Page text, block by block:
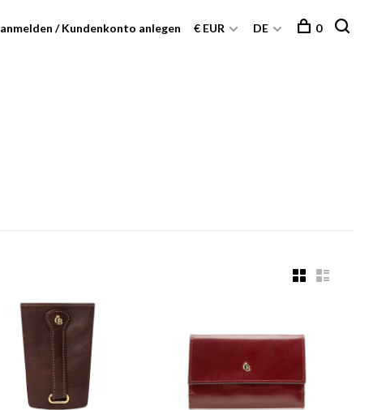
anmelden / Kundenkonto anlegen € EUR DE 0